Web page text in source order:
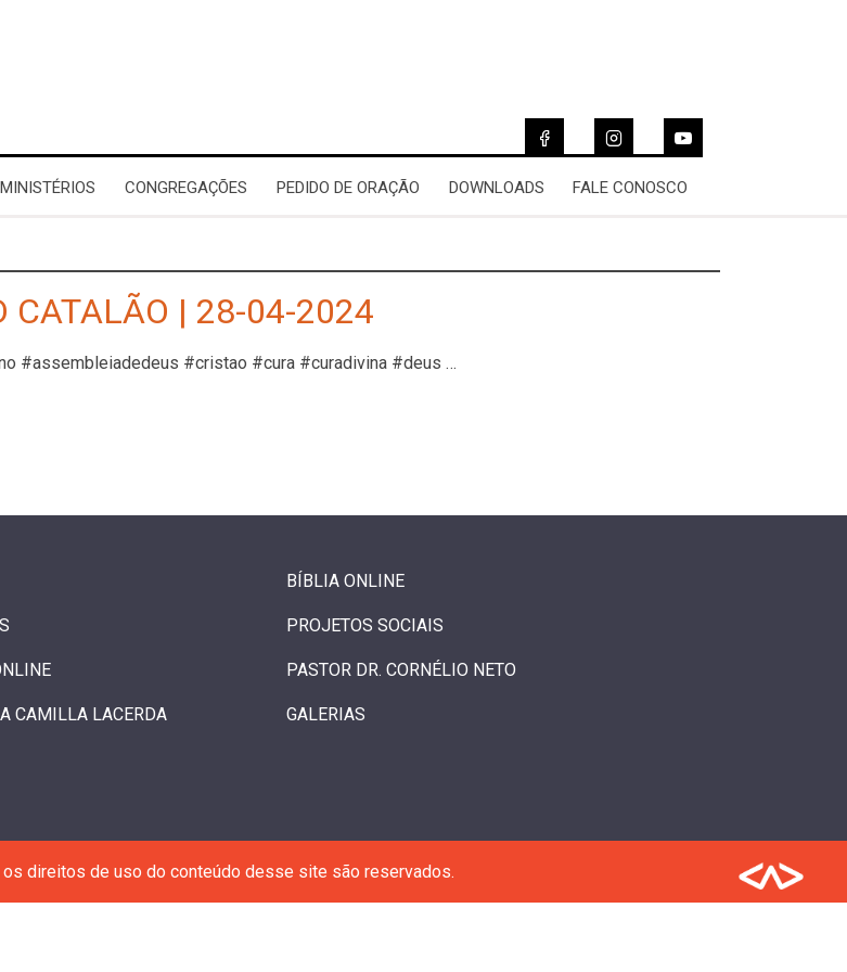
MINISTÉRIOS CONGREGAÇÕES PEDIDO DE ORAÇÃO DOWNLOADS FALE CONOSCO
CATALÃO | 28-04-2024
#assembleiadedeus #cristao #cura #curadivina #deus …
BÍBLIA ONLINE
PROJETOS SOCIAIS
PASTOR DR. CORNÉLIO NETO
CAMILLA LACERDA GALERIAS
os direitos de uso do conteúdo desse site são reservados.